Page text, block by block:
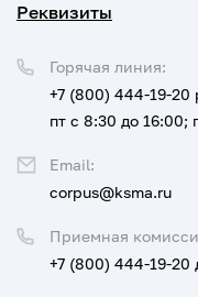
Реквизиты
Приемная
+7 (800) 444-19-20
Горячая линия:
+7 (800) 444-19-20
пт с 8:30 до 16:00;
Email:
corpus@ksma.ru